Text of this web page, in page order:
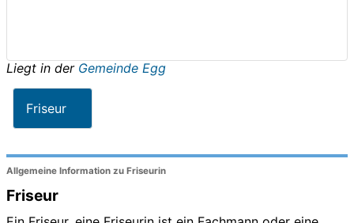
Liegt in der Gemeinde Egg
Friseur
Allgemeine Information zu Friseurin
Friseur